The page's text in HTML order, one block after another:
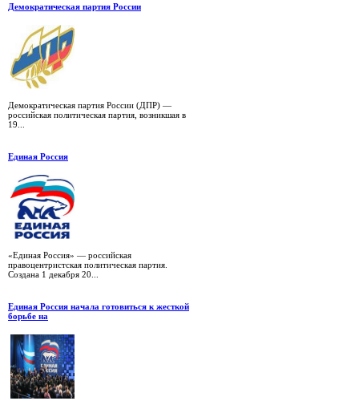
Демократическая партия России
Демократическая партия России (ДПР) —
российская политическая партия, возникшая в
19...
Единая Россия
«Единая Россия» — российская
правоцентристская политическая партия.
Создана 1 декабря 20...
Единая Россия начала готовиться к жесткой
борьбе на